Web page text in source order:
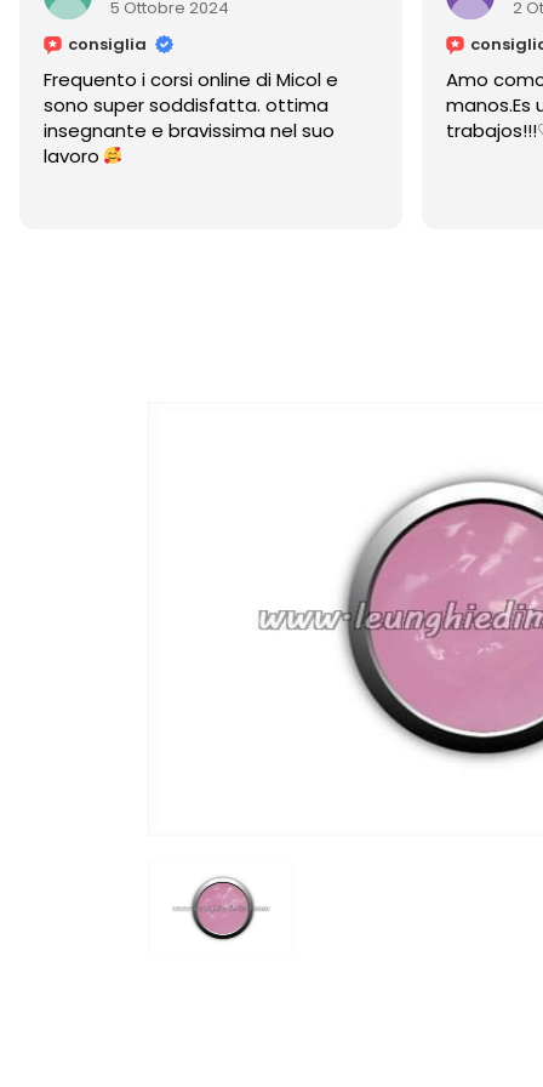
e
suo
Amo como cuida y embellece las
manos.Es un placer ver sus
trabajos!!!♡